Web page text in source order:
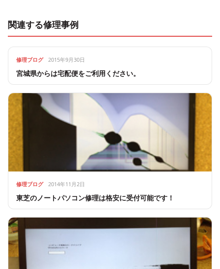
関連する修理事例
修理ブログ 2015年9月30日
宮城県からは宅配便をご利用ください。
修理ブログ 2014年11月2日
東芝のノートパソコン修理は格安に受付可能です！